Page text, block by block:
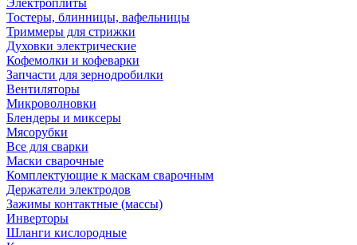
Электроплиты
Тостеры, блинницы, вафельницы
Триммеры для стрижки
Духовки электрические
Кофемолки и кофеварки
Запчасти для зернодробилки
Вентиляторы
Микроволновки
Блендеры и миксеры
Мясорубки
Все для сварки
Маски сварочные
Комплектующие к маскам сварочным
Держатели электродов
Зажимы контактные (массы)
Инверторы
Шланги кислородные